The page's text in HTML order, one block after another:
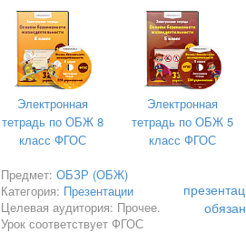
Электронная
тетрадь по ОБЖ 8
класс ФГОС
Электронная
тетрадь по ОБЖ 5
класс ФГОС
Предмет:ОБЗР (ОБЖ)
Категория: Презентации
Целевая аудитория: Прочее.
Урок соответствует ФГОС